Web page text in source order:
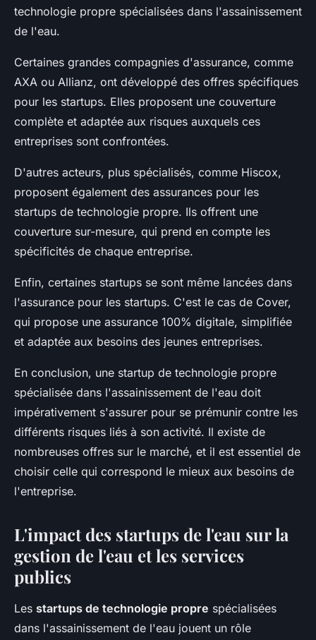
technologie propre spécialisées dans l'assainissement
de l'eau.
Certaines grandes compagnies d'assurance, comme
AXA ou Allianz, ont développé des offres spécifiques
pour les startups. Elles proposent une couverture
complète et adaptée aux risques auxquels ces
entreprises sont confrontées.
D'autres acteurs, plus spécialisés, comme Hiscox,
proposent également des assurances pour les
startups de technologie propre. Ils offrent une
couverture sur-mesure, qui prend en compte les
spécificités de chaque entreprise.
Enfin, certaines startups se sont même lancées dans
l'assurance pour les startups. C'est le cas de Cover,
qui propose une assurance 100% digitale, simplifiée
et adaptée aux besoins des jeunes entreprises.
En conclusion, une startup de technologie propre
spécialisée dans l'assainissement de l'eau doit
impérativement s'assurer pour se prémunir contre les
différents risques liés à son activité. Il existe de
nombreuses offres sur le marché, et il est essentiel de
choisir celle qui correspond le mieux aux besoins de
l'entreprise.
L'impact des startups de l'eau sur la
gestion de l'eau et les services
publics
Les startups de technologie propre spécialisées
dans l'assainissement de l'eau jouent un rôle